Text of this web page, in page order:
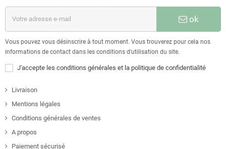
ok
Vous pouvez vous désinscrire à tout moment. Vous trouverez pour cela nos
informations de contact dans les conditions d'utilisation du site.
J'accepte les conditions générales et la politique de confidentialité
Livraison
Mentions légales
Conditions générales de ventes
A propos
Paiement sécurisé